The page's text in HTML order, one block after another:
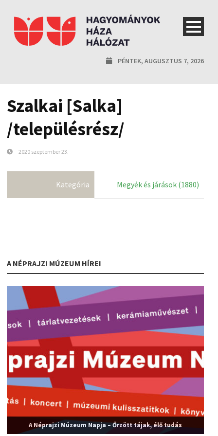
PÉNTEK, AUGUSZTUS 7, 2026
Szalkai [Salka]
/településrész/
2020 szeptember 23.
Kategória Megyék és járások (1880)
A NÉPRAJZI MÚZEUM HÍREI
A Néprajzi Múzeum Napja – Őrzött tájak, élő tudás